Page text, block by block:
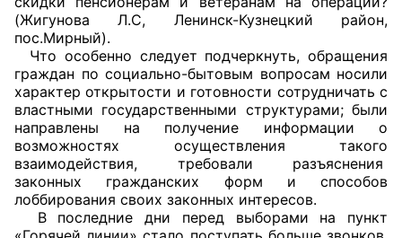
Положения
Соглашения
Рекомендации
Порядок работы ЦОН
Аппарат ОП КО
УСТАВ ГКУ “АППАРАТ ОП КО”
(Жигунова Л.С, Ленинск-Кузнецкий район,
пос.Мирный).
Что особенно следует подчеркнуть, обращения
граждан по социально-бытовым вопросам носили
характер открытости и готовности сотрудничать с
властными государственными структурами; были
направлены на получение информации о
возможностях осуществления такого
взаимодействия, требовали разъяснения
законных гражданских форм и способов
лоббирования своих законных интересов.
В последние дни перед выборами на пункт